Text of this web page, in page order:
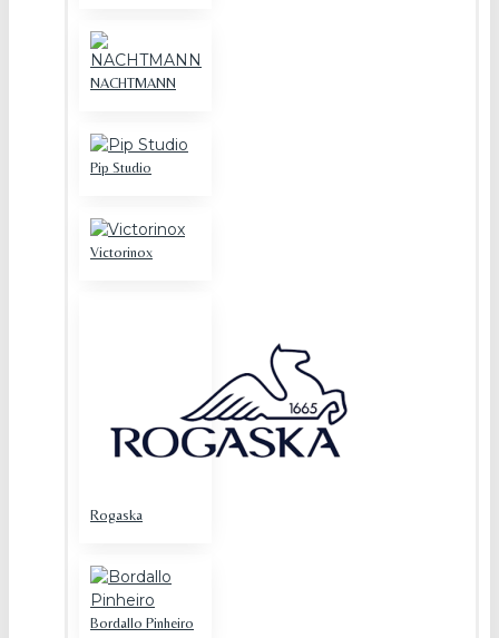
NACHTMANN
Pip Studio
Victorinox
Rogaska
Bordallo Pinheiro